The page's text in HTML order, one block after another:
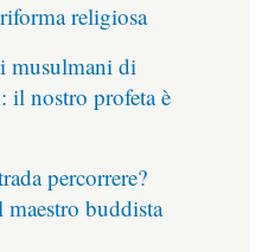
religiosa
musulmani di
il nostro profeta è
percorrere?
buddista